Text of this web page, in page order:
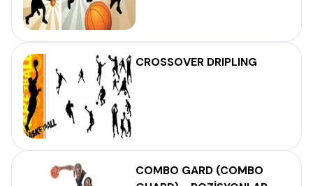
CROSSOVER DRIPLING
COMBO GARD (COMBO